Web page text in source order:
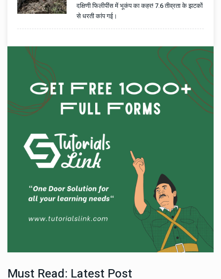
दक्षिणी फिलीपींस में भूकंप का कहर! 7.6 तीव्रता के झटकों
से धरती कांप गई।
Must Read: Latest Post